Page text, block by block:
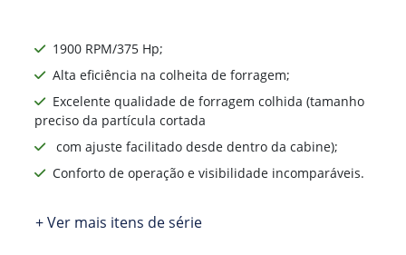
1900 RPM/375 Hp;
Alta eficiência na colheita de forragem;
Excelente qualidade de forragem colhida (tamanho
preciso da partícula cortada
com ajuste facilitado desde dentro da cabine);
Conforto de operação e visibilidade incomparáveis.
+ Ver mais itens de série